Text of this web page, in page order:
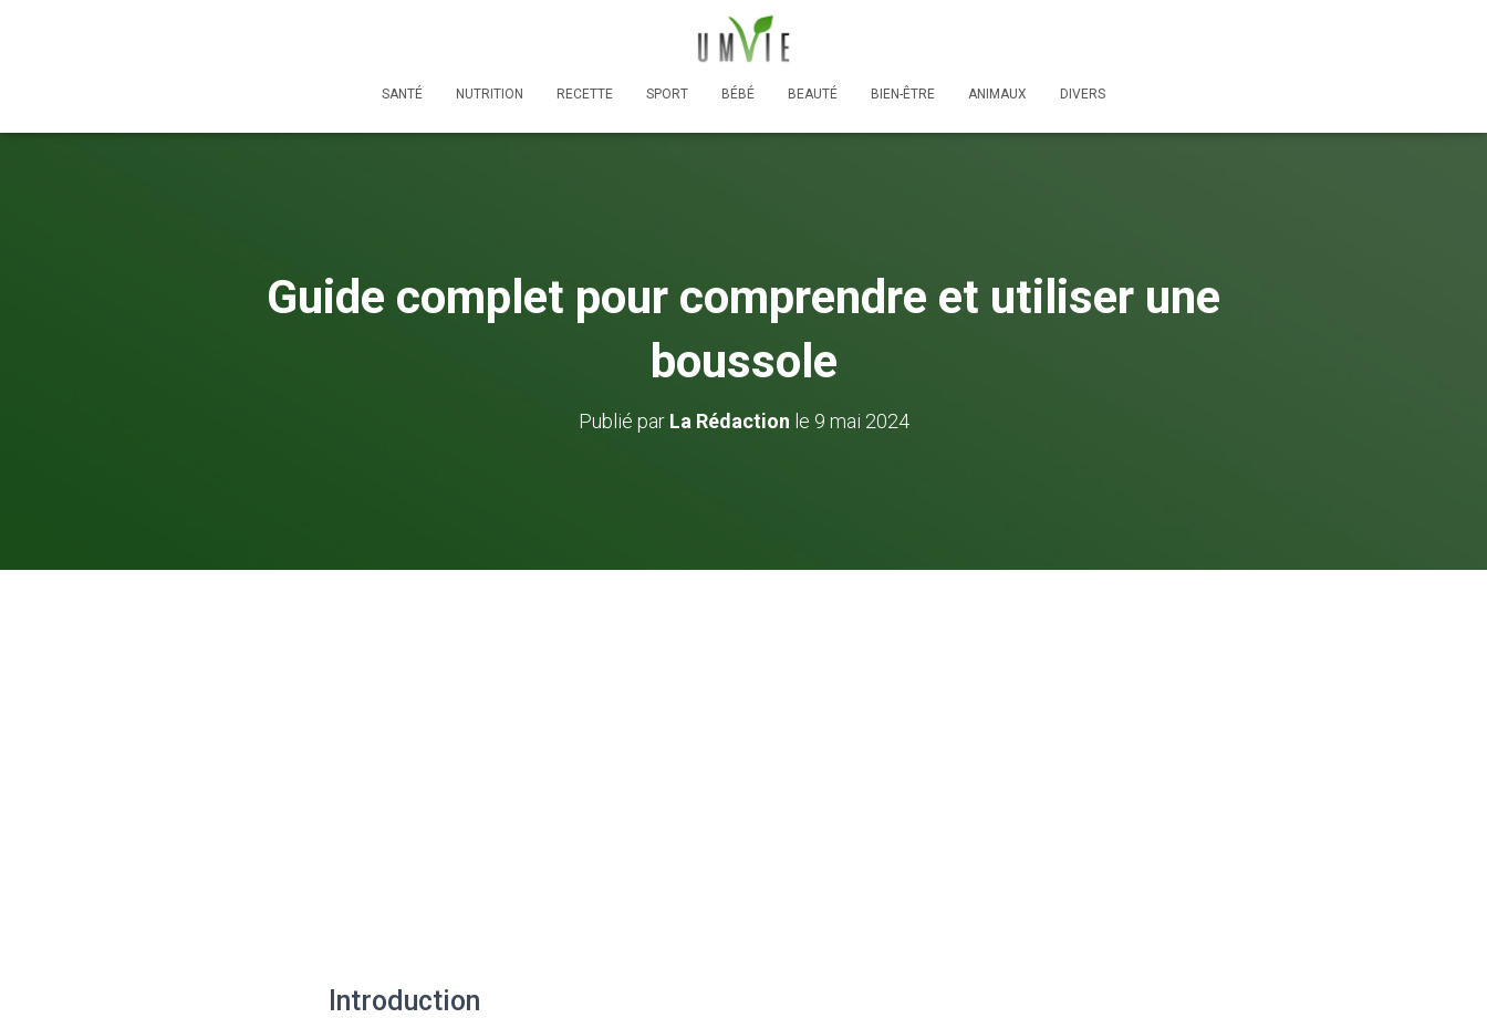
SANTÉ NUTRITION RECETTE SPORT BÉBÉ BEAUTÉ BIEN-ÊTRE ANIMAUX DIVERS
Guide complet pour comprendre et utiliser une
boussole
Publié par La Rédaction le 9 mai 2024
Introduction